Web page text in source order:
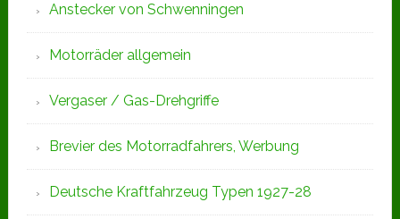
Anstecker von Schwenningen
Motorräder allgemein
Vergaser / Gas-Drehgriffe
Brevier des Motorradfahrers, Werbung
Deutsche Kraftfahrzeug Typen 1927-28